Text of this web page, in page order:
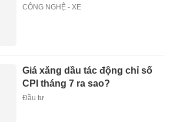
CÔNG NGHỆ - XE
Giá xăng dầu tác động chỉ số
CPI tháng 7 ra sao?
Đầu tư